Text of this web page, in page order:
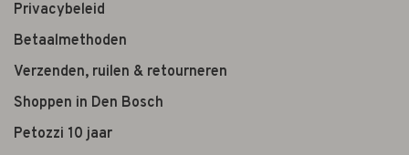
Privacybeleid
Betaalmethoden
Verzenden, ruilen & retourneren
Shoppen in Den Bosch
Petozzi 10 jaar